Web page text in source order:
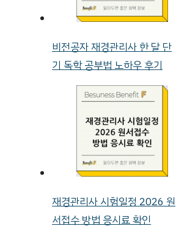
비전공자 재경관리사 한 달 단
기 독학 공부법 노하우 후기
재경관리사 시험일정 2026 원
서접수 방법 응시료 확인